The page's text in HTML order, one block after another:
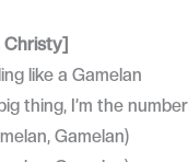
Christy]
like a Gamelan
thing, I’m the
Gamelan)